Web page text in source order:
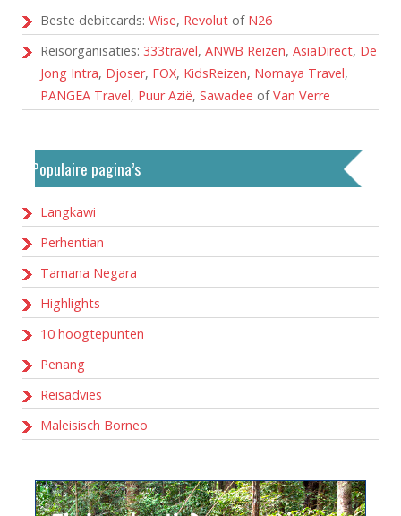
Beste debitcards: Wise, Revolut of N26
Reisorganisaties: 333travel, ANWB Reizen, AsiaDirect, De
Jong Intra, Djoser, FOX, KidsReizen, Nomaya Travel,
PANGEA Travel, Puur Azië, Sawadee ofVan Verre
Populaire pagina’s
Langkawi
Perhentian
Tamana Negara
Highlights
10 hoogtepunten
Penang
Reisadvies
Maleisisch Borneo